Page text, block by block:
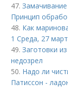
47.
Принцип
48. Как
1 Среда, 27
49.Заготовки
недозрел
50. Надо ли
Патиссон -